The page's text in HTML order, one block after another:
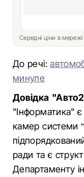
Середні ціни в
До речі:
минуле
Довідка
"Інформатика"
камер системи
ради та є
Департаменту